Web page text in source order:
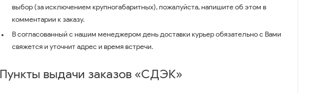
выбор (за исключением крупногабаритных), пожалуйста, напишите об этом в
комментарии к заказу.
В согласованный с нашим менеджером день доставки курьер обязательно с Вами
свяжется и уточнит адрес и время встречи.
Пункты выдачи заказов «СДЭК»